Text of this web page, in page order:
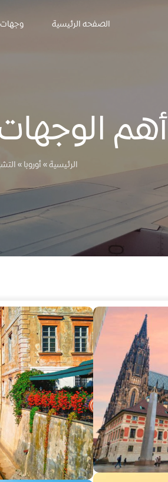
الصفحه الرئيسية
أهم
الرئيسية»أوروبا»